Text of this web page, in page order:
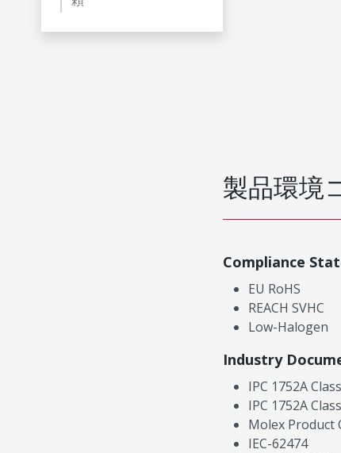
製品環境
Compliance
EU RoHS
REACH SVHC
Low-Halogen
Industry
IPC 1752A
IPC 1752A
Molex Product
IEC-62474